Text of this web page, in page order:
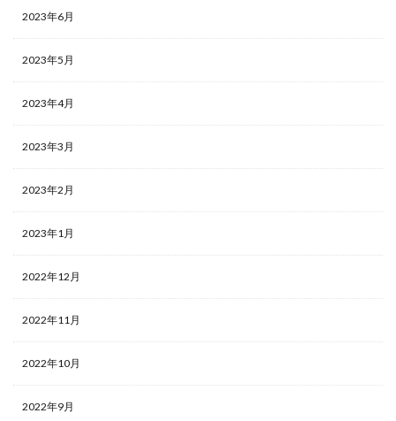
2023年6月
2023年5月
2023年4月
2023年3月
2023年2月
2023年1月
2022年12月
2022年11月
2022年10月
2022年9月